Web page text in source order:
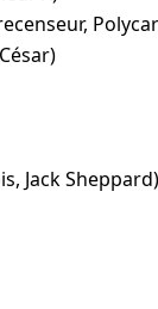
Jack Sheppard)